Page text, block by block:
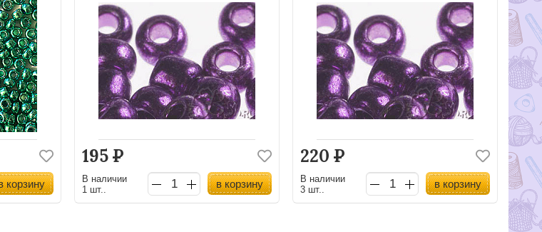
корзину
195Р
В наличии
1 шт..
в корзину
220 Р
В наличии
3 шт..
в корзину